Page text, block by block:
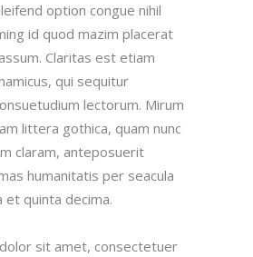
option congue nihil
id quod mazim placerat
Claritas est etiam
qui sequitur
lectorum. Mirum
littera gothica, quam nunc
claram, anteposuerit
humanitatis per seacula
et quinta decima.
sit amet, consectetuer